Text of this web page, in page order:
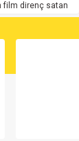
film direnç satan